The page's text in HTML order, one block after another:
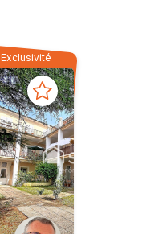
Exclusivité